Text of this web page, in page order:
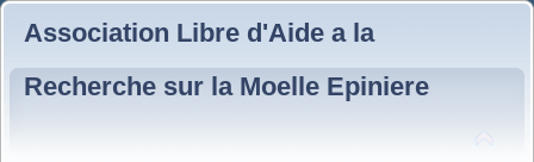
Association Libre d'Aide a la
Recherche sur la Moelle Epiniere